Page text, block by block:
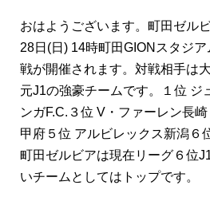
おはようございます。町田ゼル
28日(日) 14時町田GIONスタジ
戦が開催されます。対戦相手は
元J1の強豪チームです。１位 ジ
ンガF.C.３位 V・ファーレン長
甲府５位 アルビレックス新潟６
町田ゼルビアは現在リーグ６位
いチームとしてはトップです。